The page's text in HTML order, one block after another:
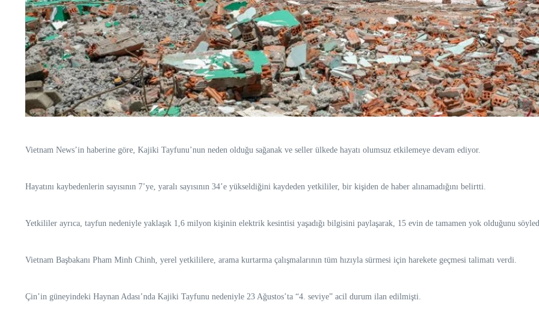
Vietnam News’in haberine göre, Kajiki Tayfunu’nun neden olduğu sağanak ve seller ülkede hayatı olumsuz etkilemeye devam ediyor.
Hayatını kaybedenlerin sayısının 7’ye, yaralı sayısının 34’e yükseldiğini kaydeden yetkililer, bir kişiden de haber alınamadığını belirtti.
Yetkililer ayrıca, tayfun nedeniyle yaklaşık 1,6 milyon kişinin elektrik kesintisi yaşadığı bilgisini paylaşarak, 15 evin de tamamen yok olduğunu
Vietnam Başbakanı Pham Minh Chinh, yerel yetkililere, arama kurtarma çalışmalarının tüm hızıyla sürmesi için harekete geçmesi talimatı verdi.
Çin’in güneyindeki Haynan Adası’nda Kajiki Tayfunu nedeniyle 23 Ağustos’ta “4. seviye” acil durum ilan edilmişti.